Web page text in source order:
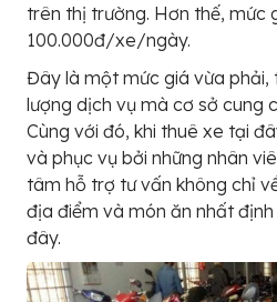
trên thị trường. Hơn thế, mức
100.000đ/xe/ngày.
Đây là một mức giá vừa phải,
lượng dịch vụ mà cơ sở cung
Cùng với đó, khi thuê xe tại
và phục vụ bởi những nhân
tâm hỗ trợ tư vấn không chỉ
địa điểm và món ăn nhất
đây.